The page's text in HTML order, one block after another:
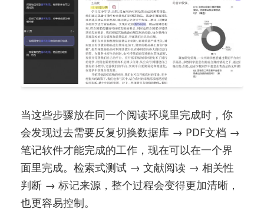
当这些步骤放在同一个阅读环境里完成时，你
会发现过去需要反复切换数据库 → PDF文档 →
笔记软件才能完成的工作，现在可以在一个界
面里完成。检索式测试 → 文献阅读 → 相关性
判断 → 标记来源，整个过程会变得更加清晰，
也更容易控制。